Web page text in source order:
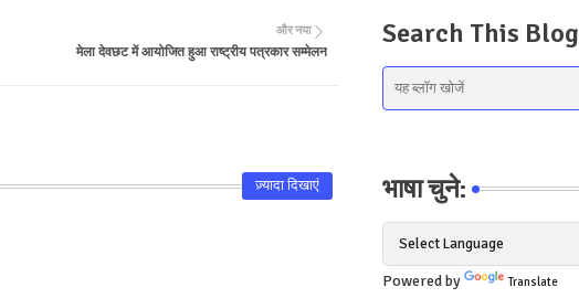
और नया
मेला देवछट में आयोजित हुआ राष्ट्रीय पत्रकार सम्मेलन
ज़्यादा दिखाएं
Search This Blog
भाषा चुने:
Powered by Translate